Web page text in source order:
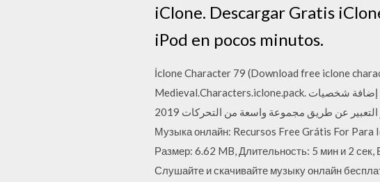
iClone. Descargar Gratis
iPod en pocos minutos.
İclone Character 79 (Download free iclone
Medieval.Characters.iclone.pack. هذه حزمة رائعة تحتوي على 17 شخصية و66 حركة جاهزة، مما يتيح الحرية الكاملة والتعبير عند إضافة شخصيات
لتكملة المشهد الخاص بك في القرون الوسطى. تم توجيه . وضعت الاقتراحات بعناية لتوفير التعبير عن طريق مجموعة واسعة من التحركات 2019.
Музыка онлайн: Recursos Free Grátis For Para
Размер: 6.62 MB, Длительность: 5 мин и 2
Слушайте и скачивайте музыку онлайн